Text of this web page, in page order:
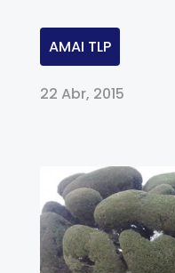
AMAI TLP
22 Abr, 2015